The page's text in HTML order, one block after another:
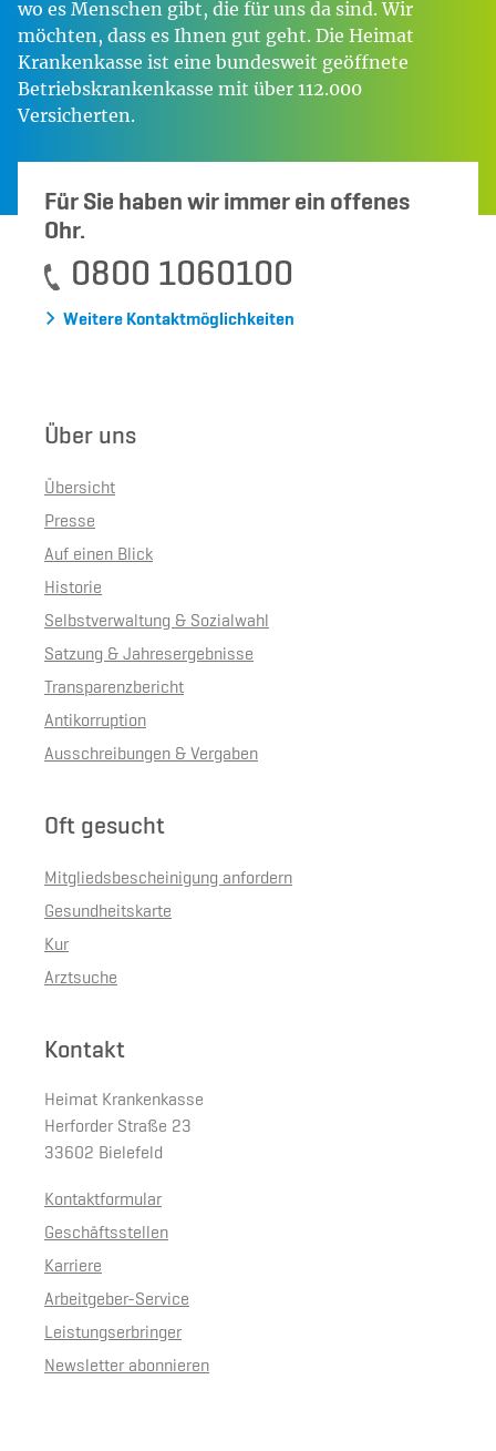
wo es Menschen gibt, die für uns da sind. Wir
möchten, dass es Ihnen gut geht. Die Heimat
Krankenkasse ist eine bundesweit geöffnete
Betriebskrankenkasse mit über 112.000
Versicherten.
Für Sie haben wir immer ein offenes
Ohr.
0800 1060100
Weitere Kontaktmöglichkeiten
Über uns
Übersicht
Presse
Auf einen Blick
Historie
Selbstverwaltung & Sozialwahl
Satzung & Jahresergebnisse
Transparenzbericht
Antikorruption
Ausschreibungen & Vergaben
Oft gesucht
Mitgliedsbescheinigung anfordern
Gesundheitskarte
Kur
Arztsuche
Kontakt
Heimat Krankenkasse
Herforder Straße 23
33602 Bielefeld
Kontaktformular
Geschäftsstellen
Karriere
Arbeitgeber-Service
Leistungserbringer
Newsletter abonnieren